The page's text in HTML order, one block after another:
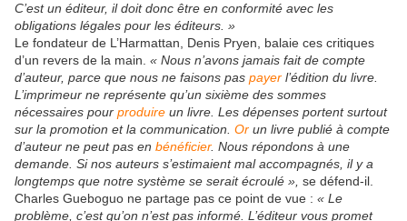
C’est un éditeur, il doit donc être en conformité avec les
obligations légales pour les éditeurs. »
Le fondateur de L’Harmattan, Denis Pryen, balaie ces critiques
d’un revers de la main. « Nous n’avons jamais fait de compte
d’auteur, parce que nous ne faisons pas payer l’édition du livre.
L’imprimeur ne représente qu’un sixième des sommes
nécessaires pour produire un livre. Les dépenses portent surtout
sur la promotion et la communication. Or un livre publié à compte
d’auteur ne peut pas en bénéficier. Nous répondons à une
demande. Si nos auteurs s’estimaient mal accompagnés, il y a
longtemps que notre système se serait écroulé », se défend-il.
Charles Gueboguo ne partage pas ce point de vue : « Le
problème, c’est qu’on n’est pas informé. L’éditeur vous promet